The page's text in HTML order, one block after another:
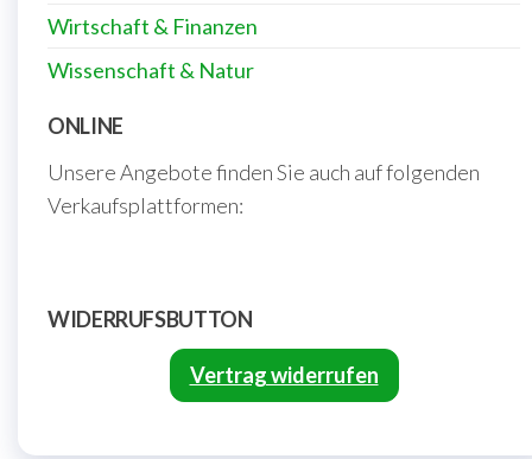
Wirtschaft & Finanzen
Wissenschaft & Natur
ONLINE
Unsere Angebote finden Sie auch auf folgenden
Verkaufsplattformen:
WIDERRUFSBUTTON
Vertrag widerrufen